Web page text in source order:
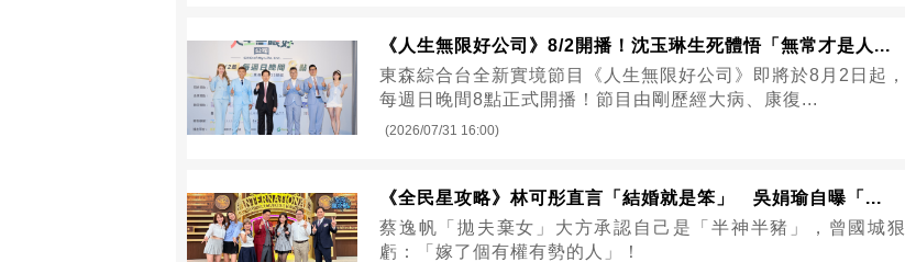
《人生無限好公司》8/2開播！沈玉琳生死體悟「無常才是人...
東森綜合台全新實境節目《人生無限好公司》即將於8月2日起，
每週日晚間8點正式開播！節目由剛歷經大病、康復...
(2026/07/31 16:00)
《全民星攻略》林可彤直言「結婚就是笨」 吳娟瑜自曝「...
蔡逸帆「拋夫棄女」大方承認自己是「半神半豬」，曾國城狠
虧：「嫁了個有權有勢的人」！